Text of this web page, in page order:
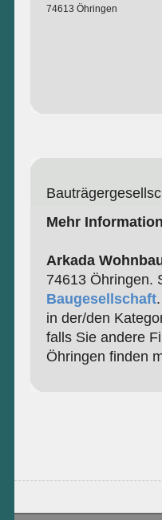
74613 Öhringen
Mehr
Arkada
74613 Öhringen.
Baugesellschaft
in der/den
falls Sie andere
Öhringen finden